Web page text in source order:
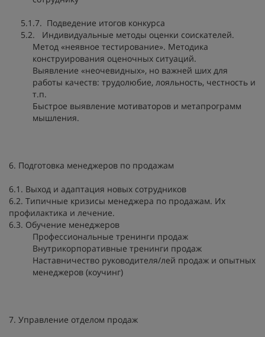
5.1.7. Подведение итогов конкурса
5.2. Индивидуальные методы оценки соискателей.
Метод «неявное тестирование». Методика
конструирования оценочных ситуаций.
Выявление «неочевидных», но важней ших для
работы качеств: трудолюбие, лояльность, честность и
т.п.
Быстрое выявление мотиваторов и метапрограмм
мышления.
6. Подготовка менеджеров по продажам
6.1. Выход и адаптация новых сотрудников
6.2. Типичные кризисы менеджера по продажам. Их
профилактика и лечение.
6.3. Обучение менеджеров
Профессиональные тренинги продаж
Внутрикорпоративные тренинги продаж
Наставничество руководителя/лей продаж и опытных
менеджеров (коучинг)
7. Управление отделом продаж